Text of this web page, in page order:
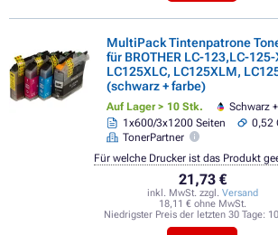
MultiPack Tintenpatrone
für BROTHER LC-123,LC-
LC125XLC, LC125XLM,
(schwarz + farbe)
Auf Lager > 10 Stk.
Schwarz
1x600/3x1200 Seiten
0,52
TonerPartner
21,73 €
inkl. MwSt. zzgl. Versand
18,11 € ohne MwSt.
Niedrigster Preis der letzten 30 Tage:
Für welche Drucker ist das Produkt